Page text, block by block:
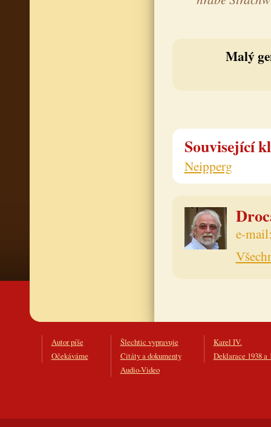
Malý
Související
Neipperg
e-
Autor píše
Očekáváme
Šlechtic vypravuje
Citáty a dokumenty
Audio-Video
Karel IV.
Deklarace 1938 a